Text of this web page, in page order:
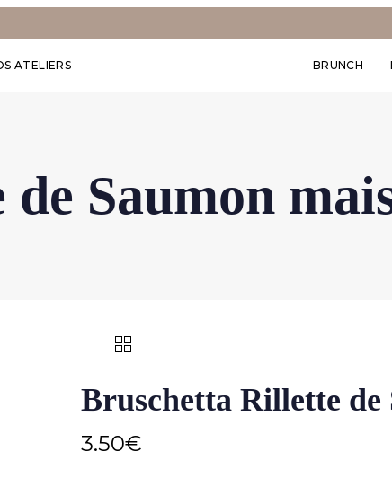
ATELIERS BRUNCH
Saumon
Bruschetta Rillette de
3.50€